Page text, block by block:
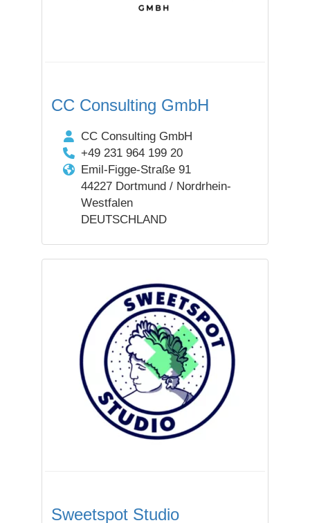
CC Consulting GmbH
CC Consulting GmbH
+49 231 964 199 20
Emil-Figge-Straße 91
44227 Dortmund / Nordrhein-
Westfalen
DEUTSCHLAND
Sweetspot Studio